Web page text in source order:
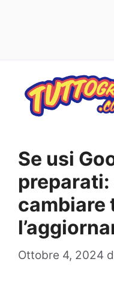
contenuto
Se usi
cambiare
Ottobre 4, 2024